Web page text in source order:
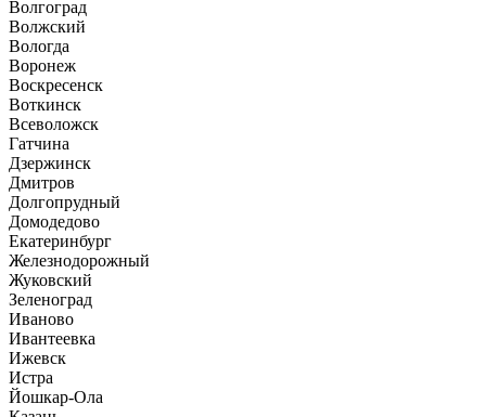
Волгоград
Волжский
Вологда
Воронеж
Воскресенск
Воткинск
Всеволожск
Гатчина
Дзержинск
Дмитров
Долгопрудный
Домодедово
Екатеринбург
Железнодорожный
Жуковский
Зеленоград
Иваново
Ивантеевка
Ижевск
Истра
Йошкар-Ола